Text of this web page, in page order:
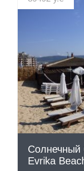
Солнечный
Evrika